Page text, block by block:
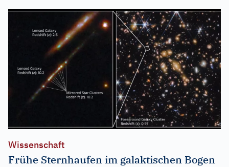
Wissenschaft
Frühe Sternhaufen im galaktischen Bogen